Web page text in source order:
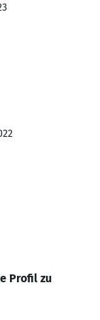
Profil zu